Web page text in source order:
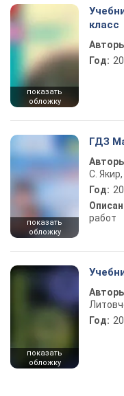
показать
обложку
класс
Год:
показать
обложку
ГДЗ
С.
Год:
работ
показать
обложку
Год: